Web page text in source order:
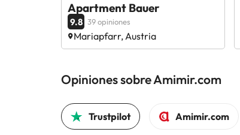
Apartment Bauer
9.8 39 opiniones
Mariapfarr, Austria
Opiniones sobre Amimir.com
Trustpilot Amimir.com